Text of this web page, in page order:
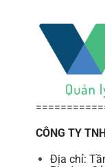
CÔNG TY
Địa chỉ: